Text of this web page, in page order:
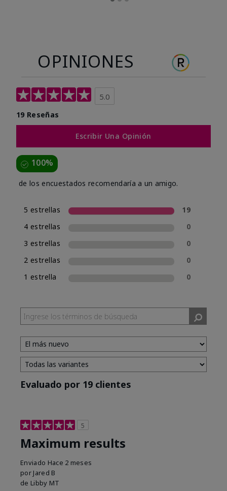
OPINIONES
5.0
19 Reseñas
Escribir Una Opinión
100%
de los encuestados recomendaría a un amigo.
5 estrellas
19
4 estrellas
0
3 estrellas
0
2 estrellas
0
1 estrella
0
Evaluado por 19 clientes
5
Maximum results
Enviado Hace 2 meses
por Jared B
de Libby MT